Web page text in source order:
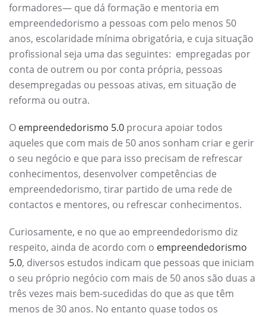
formadores— que dá formação e mentoria em
empreendedorismo a pessoas com pelo menos 50
anos, escolaridade mínima obrigatória, e cuja situação
profissional seja uma das seguintes: empregadas por
conta de outrem ou por conta própria, pessoas
desempregadas ou pessoas ativas, em situação de
reforma ou outra.
O empreendedorismo 5.0 procura apoiar todos
aqueles que com mais de 50 anos sonham criar e gerir
o seu negócio e que para isso precisam de refrescar
conhecimentos, desenvolver competências de
empreendedorismo, tirar partido de uma rede de
contactos e mentores, ou refrescar conhecimentos.
Curiosamente, e no que ao empreendedorismo diz
respeito, ainda de acordo com o empreendedorismo
5.0, diversos estudos indicam que pessoas que iniciam
o seu próprio negócio com mais de 50 anos são duas a
três vezes mais bem-sucedidas do que as que têm
menos de 30 anos. No entanto quase todos os